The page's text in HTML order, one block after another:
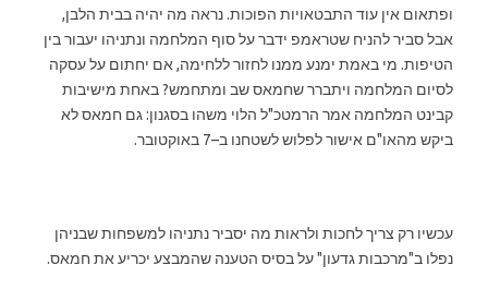
ופתאום אין עוד התבטאויות הפוכות. נראה מה יהיה בבית הלבן,
אבל סביר להניח שטראמפ ידבר על סוף המלחמה ונתניהו יעבור בין
הטיפות. מי באמת ימנע ממנו לחזור ללחימה, אם יחתום על עסקה
לסיום המלחמה ויתברר שחמאס שב ומתחמש? באחת מישיבות
קבינט המלחמה אמר הרמטכ"ל הלוי משהו בסגנון: גם חמאס לא
ביקש מהאו"ם אישור לפלוש לשטחנו ב–7 באוקטובר.
עכשיו רק צריך לחכות ולראות מה יסביר נתניהו למשפחות שבניהן
נפלו ב"מרכבות גדעון" על בסיס הטענה שהמבצע יכריע את חמאס.